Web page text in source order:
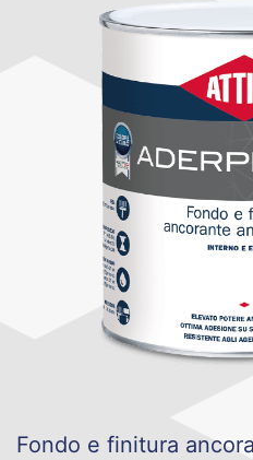
Fondo e finitura